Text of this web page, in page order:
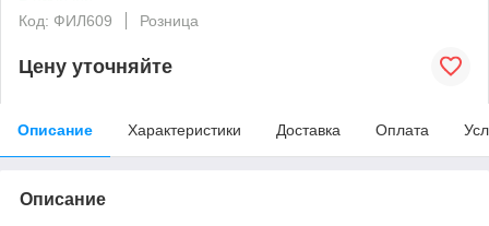
Код: ФИЛ609
Розница
Цену уточняйте
Описание Характеристики Доставка Оплата
Описание